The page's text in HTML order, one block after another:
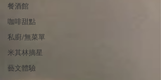
餐酒館
咖啡甜點
私廚/無菜單
米其林摘星
藝文體驗